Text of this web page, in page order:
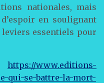
nationales, mais
en soulignant
essentiels pour
https://www.editions-
qui-se-battre-la-mort-